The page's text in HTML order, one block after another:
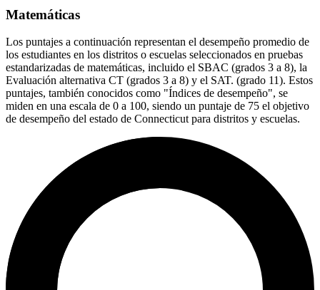
Matemáticas
Los puntajes a continuación representan el desempeño promedio de
los estudiantes en los distritos o escuelas seleccionados en pruebas
estandarizadas de matemáticas, incluido el SBAC (grados 3 a 8), la
Evaluación alternativa CT (grados 3 a 8) y el SAT. (grado 11). Estos
puntajes, también conocidos como "Índices de desempeño", se
miden en una escala de 0 a 100, siendo un puntaje de 75 el objetivo
de desempeño del estado de Connecticut para distritos y escuelas.